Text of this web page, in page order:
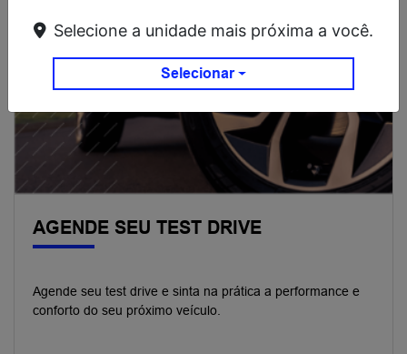
AGENDE SEU TEST DRIVE
Agende seu test drive e sinta na prática a performance e
conforto do seu próximo veículo.
Selecione a unidade mais próxima a você.
Selecionar